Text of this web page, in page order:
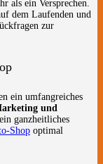
als ein Versprechen.
dem Laufenden und
zur
ein umfangreiches
und
ganzheitliches
Shop optimal